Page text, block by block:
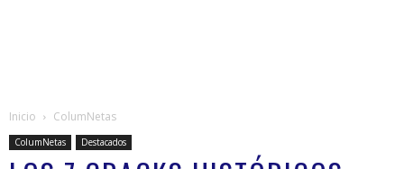
Inicio ColumNetas
ColumNetas Destacados